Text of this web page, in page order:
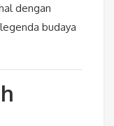
dengan
budaya